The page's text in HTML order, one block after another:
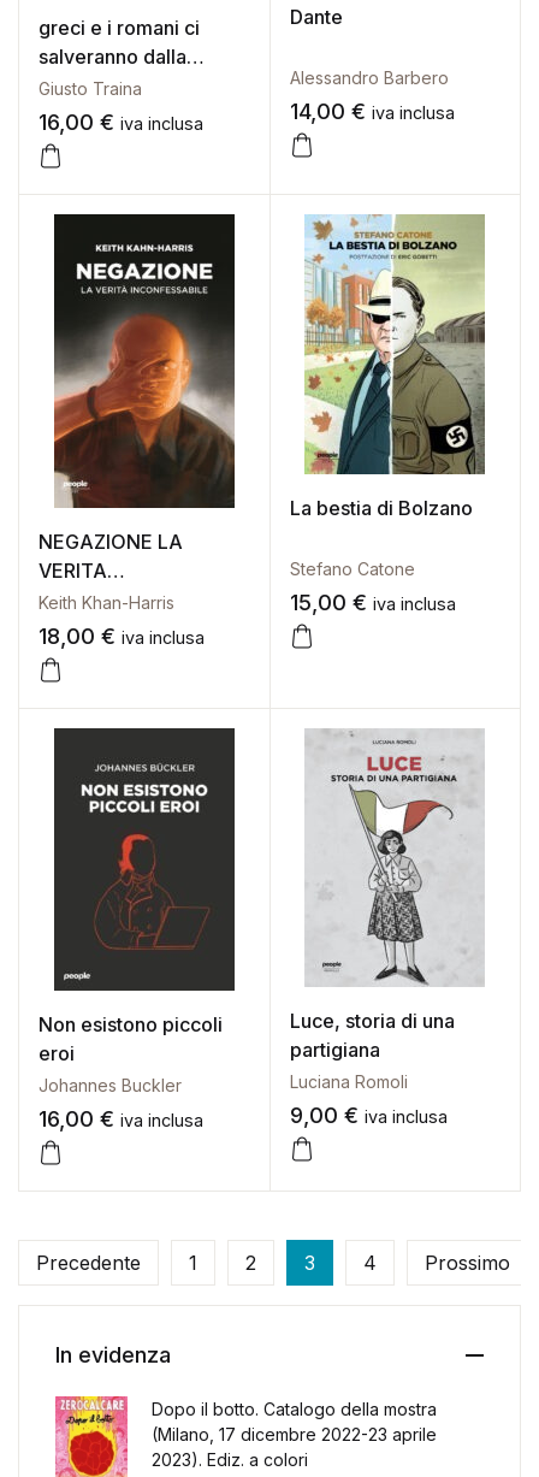
greci e i romani ci
salveranno dalla
barbarie (i)
Giusto Traina
16,00 € iva inclusa
Dante
Alessandro Barbero
14,00 € iva inclusa
NEGAZIONE LA
VERITA
INCONFESSABILE
Keith Khan-Harris
18,00 € iva inclusa
La bestia di Bolzano
Stefano Catone
15,00 € iva inclusa
Non esistono piccoli
eroi
Johannes Buckler
16,00 € iva inclusa
Luce, storia di una
partigiana
Luciana Romoli
9,00 € iva inclusa
Precedente 1 2 3 4 Prossimo
In evidenza
Dopo il botto. Catalogo della mostra
(Milano, 17 dicembre 2022-23 aprile
2023). Ediz. a colori